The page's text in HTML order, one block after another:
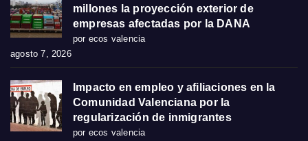
millones la proyección exterior de
empresas afectadas por la DANA
por ecos valencia
agosto 7, 2026
Impacto en empleo y afiliaciones en la
Comunidad Valenciana por la
regularización de inmigrantes
por ecos valencia